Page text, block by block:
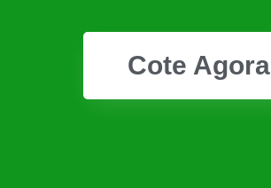
Cote Agora